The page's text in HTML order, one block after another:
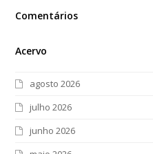
Comentários
Acervo
agosto 2026
julho 2026
junho 2026